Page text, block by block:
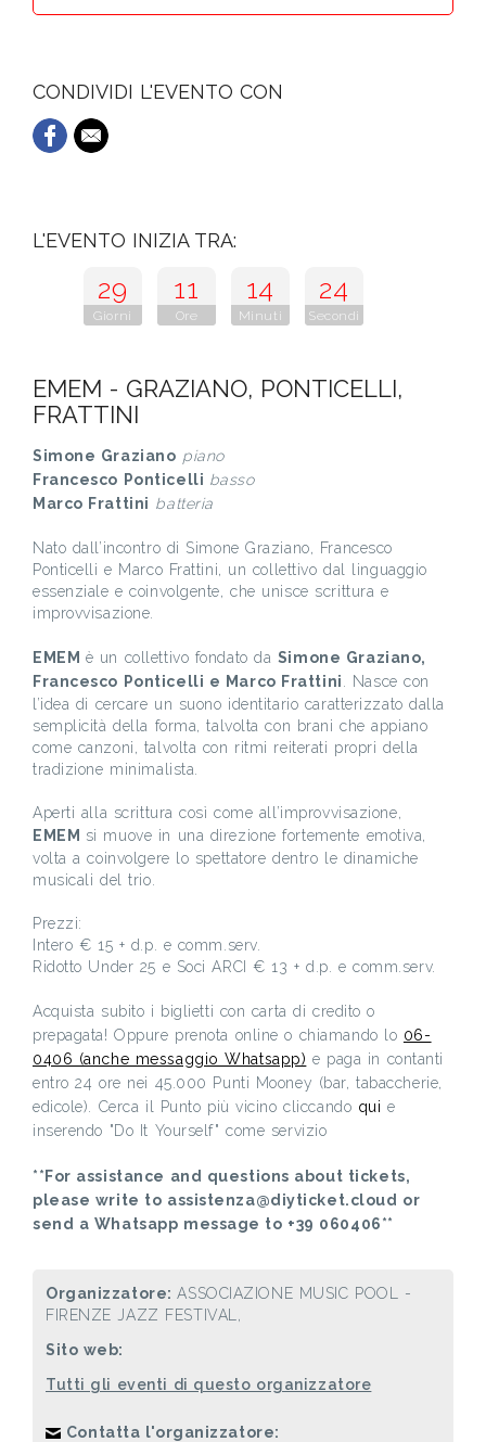
CONDIVIDI L'EVENTO CON
L'EVENTO INIZIA TRA:
29
Giorni
11
Ore
14
Minuti
23
Secondi
EMEM - GRAZIANO, PONTICELLI,
FRATTINI
Simone Graziano piano
Francesco Ponticelli basso
Marco Frattini batteria
Nato dall’incontro di Simone Graziano, Francesco
Ponticelli e Marco Frattini, un collettivo dal linguaggio
essenziale e coinvolgente, che unisce scrittura e
improvvisazione.
EMEM è un collettivo fondato da Simone Graziano,
Francesco Ponticelli e Marco Frattini
. Nasce con
l’idea di cercare un suono identitario caratterizzato dalla
semplicità della forma, talvolta con brani che appiano
come canzoni, talvolta con ritmi reiterati propri della
tradizione minimalista.
Aperti alla scrittura così come all’improvvisazione,
EMEM si muove in una direzione fortemente emotiva,
volta a coinvolgere lo spettatore dentro le dinamiche
musicali del trio.
Prezzi:
Intero € 15 + d.p. e comm.serv.
Ridotto Under 25 e Soci ARCI € 13 + d.p. e comm.serv.
Acquista subito i biglietti con carta di credito o
prepagata! Oppure prenota online o chiamando lo 06-
0406 (anche messaggio Whatsapp) e paga in contanti
entro 24 ore nei 45.000 Punti Mooney (bar, tabaccherie,
edicole). Cerca il Punto più vicino cliccando qui e
inserendo "Do It Yourself" come servizio
**For assistance and questions about tickets,
please write to assistenza@diyticket.cloud or
send a Whatsapp message to +39 060406**
Organizzatore:ASSOCIAZIONE MUSIC POOL -
FIRENZE JAZZ FESTIVAL,
Sito web:
Tutti gli eventi di questo organizzatore
Contatta l'organizzatore: